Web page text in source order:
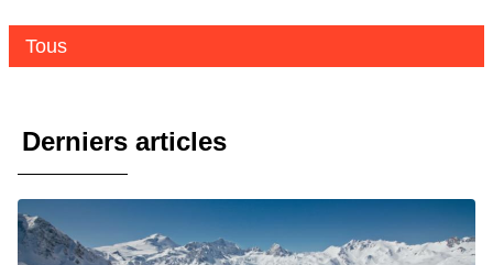
Tous
Derniers articles